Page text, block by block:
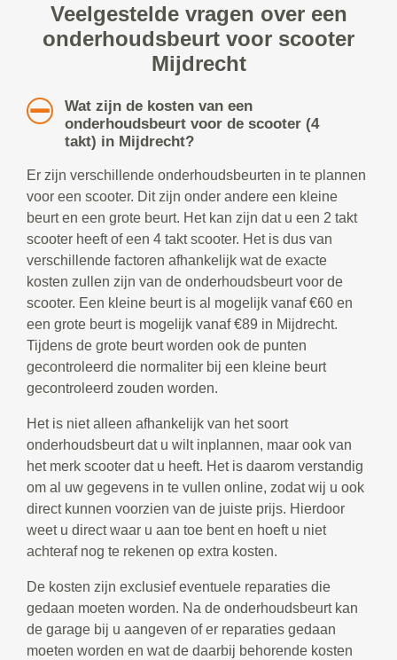
Veelgestelde vragen over een
onderhoudsbeurt voor scooter
Mijdrecht
Wat zijn de kosten van een
onderhoudsbeurt voor de scooter (4
takt) in Mijdrecht?
Er zijn verschillende onderhoudsbeurten in te plannen
voor een scooter. Dit zijn onder andere een kleine
beurt en een grote beurt. Het kan zijn dat u een 2 takt
scooter heeft of een 4 takt scooter. Het is dus van
verschillende factoren afhankelijk wat de exacte
kosten zullen zijn van de onderhoudsbeurt voor de
scooter. Een kleine beurt is al mogelijk vanaf €60 en
een grote beurt is mogelijk vanaf €89 in Mijdrecht.
Tijdens de grote beurt worden ook de punten
gecontroleerd die normaliter bij een kleine beurt
gecontroleerd zouden worden.
Het is niet alleen afhankelijk van het soort
onderhoudsbeurt dat u wilt inplannen, maar ook van
het merk scooter dat u heeft. Het is daarom verstandig
om al uw gegevens in te vullen online, zodat wij u ook
direct kunnen voorzien van de juiste prijs. Hierdoor
weet u direct waar u aan toe bent en hoeft u niet
achteraf nog te rekenen op extra kosten.
De kosten zijn exclusief eventuele reparaties die
gedaan moeten worden. Na de onderhoudsbeurt kan
de garage bij u aangeven of er reparaties gedaan
moeten worden en wat de daarbij behorende kosten